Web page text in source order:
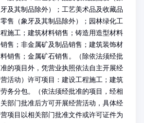
牙及其制品除外）；工艺美术品及收藏品
零售（象牙及其制品除外）；园林绿化工
程施工；建筑材料销售；铸造用造型材料
销售；非金属矿及制品销售；建筑装饰材
料销售；金属矿石销售。（除依法须经批
准的项目外，凭营业执照依法自主开展经
营活动）许可项目：建设工程施工；建筑
劳务分包。（依法须经批准的项目，经相
关部门批准后方可开展经营活动，具体经
营项目以相关部门批准文件或许可证件为